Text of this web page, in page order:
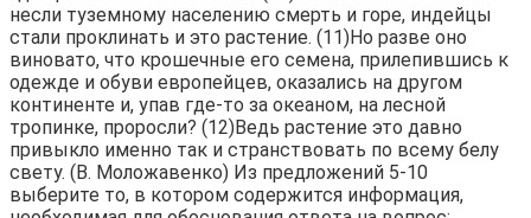
несли туземному населению смерть и горе, индейцы
стали проклинать и это растение. (11)Но разве оно
виновато, что крошечные его семена, прилепившись к
одежде и обуви европейцев, оказались на другом
континенте и, упав где-то за океаном, на лесной
тропинке, проросли? (12)Ведь растение это давно
привыкло именно так и странствовать по всему белу
свету. (В. Моложавенко) Из предложений 5-10
выберите то, в котором содержится информация,